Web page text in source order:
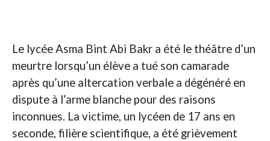
Le lycée Asma Bint Abi Bakr a été le théâtre d’un
meurtre lorsqu’un élève a tué son camarade
après qu’une altercation verbale a dégénéré en
dispute à l’arme blanche pour des raisons
inconnues. La victime, un lycéen de 17 ans en
seconde, filière scientifique, a été grièvement